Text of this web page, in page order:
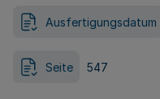
Ausfertigungsdatum
Seite 547